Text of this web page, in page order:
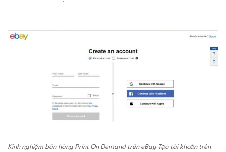
Kinh nghiệm bán hàng Print On Demand trên eBay-Tạo tài khoản trên